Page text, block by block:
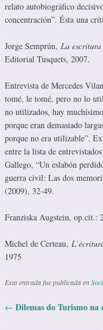
relato autobiográfico
concentración”. Ésta una
Jorge Semprún, La
Editorial Tusquets, 2007.
Entrevista de Mercedes
tomé, le tomé, pero no lo
no utilizados, hay
porque eran demasiado
porque no era utilizable”.
entre la lista de
Gallego, “Un eslabón
guerra civil: Las dos
(2009), 32-49.
Franziska Augstein, op.cit.:
Michel de Certeau,
1975
Esta entrada fue publicada en
Navegación de
← Dilemas do Turismo na